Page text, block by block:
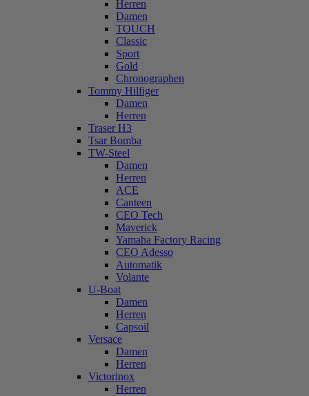
Herren
Damen
TOUCH
Classic
Sport
Gold
Chronographen
Tommy Hilfiger
Damen
Herren
Traser H3
Tsar Bomba
TW-Steel
Damen
Herren
ACE
Canteen
CEO Tech
Maverick
Yamaha Factory Racing
CEO Adesso
Automatik
Volante
U-Boat
Damen
Herren
Capsoil
Versace
Damen
Herren
Victorinox
Herren